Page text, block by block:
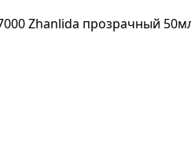
Zhanlida прозрачный